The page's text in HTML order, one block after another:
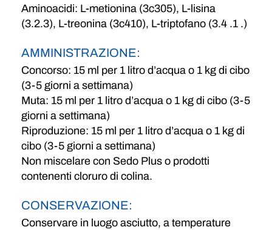
Aminoacidi: L-metionina (3c305), L-lisina
(3.2.3), L-treonina (3c410), L-triptofano (3.4 .1 .)
AMMINISTRAZIONE:
Concorso: 15 ml per 1 litro d’acqua o 1 kg di cibo
(3-5 giorni a settimana)
Muta: 15 ml per 1 litro d’acqua o 1 kg di cibo (3-5
giorni a settimana)
Riproduzione: 15 ml per 1 litro d’acqua o 1 kg di
cibo (3-5 giorni a settimana)
Non miscelare con Sedo Plus o prodotti
contenenti cloruro di colina.
CONSERVAZIONE:
Conservare in luogo asciutto, a temperature